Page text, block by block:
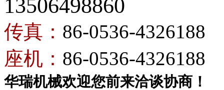
13506498860
传真： 86-0536-4326188
座机： 86-0536-4326188
华瑞机械欢迎您前来洽谈协商！